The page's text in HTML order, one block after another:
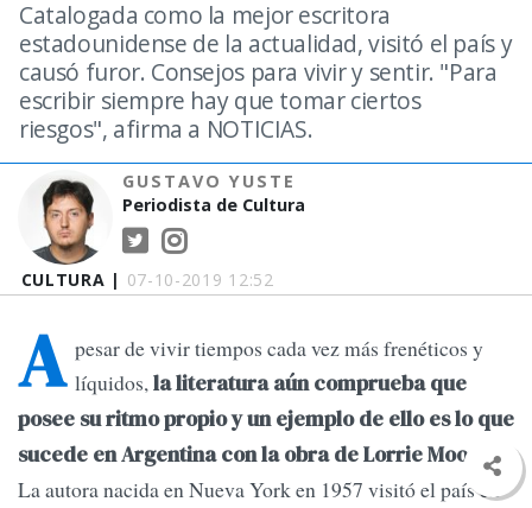
CULTURA | 07-10-2019 12:52
Catalogada como la mejor escritora
estadounidense de la actualidad, visitó el país y
causó furor. Consejos para vivir y sentir. "Para
escribir siempre hay que tomar ciertos
riesgos", afirma a NOTICIAS.
GUSTAVO YUSTE
Periodista de Cultura
A pesar de vivir tiempos cada vez más frenéticos y
líquidos,la literatura aún comprueba que
posee su ritmo propio y un ejemplo de ello es lo que
sucede en Argentina con la obra de Lorrie Moore.
La autora nacida en Nueva York en 1957 visitó el país en